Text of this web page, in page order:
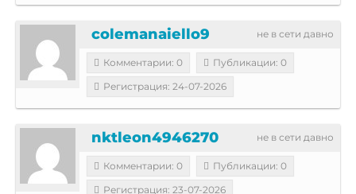
не в сети давно
colemanaiello9
Комментарии: 0
Публикации: 0
Регистрация: 24-07-2026
не в сети давно
nktleon4946270
Комментарии: 0
Публикации: 0
Регистрация: 23-07-2026